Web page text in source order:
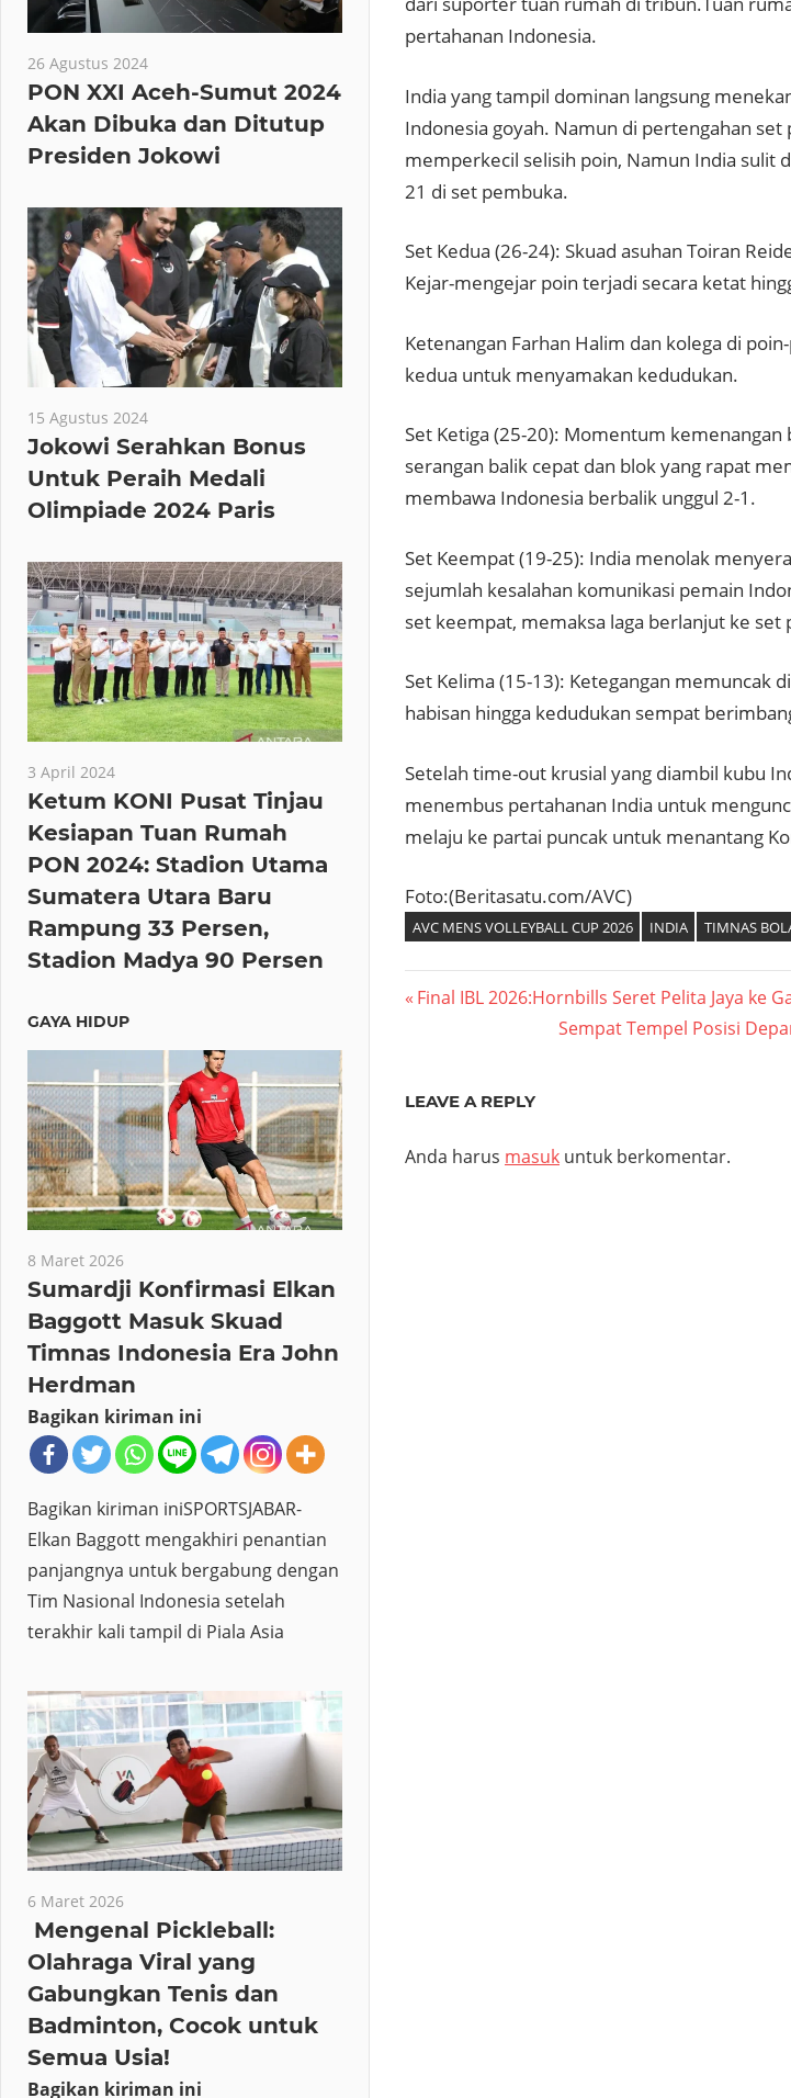
pertahanan Indonesia.
India yang tampil dominan langsung
Indonesia goyah. Namun di pertengahan
memperkecil selisih poin, Namun India sulit
21 di set pembuka.
Set Kedua (26-24): Skuad asuhan Toiran
Kejar-mengejar poin terjadi secara ketat
Ketenangan Farhan Halim dan kolega di
kedua untuk menyamakan kedudukan.
Set Ketiga (25-20): Momentum
serangan balik cepat dan blok yang rapat
membawa Indonesia berbalik unggul 2-1.
Set Keempat (19-25): India menolak
sejumlah kesalahan komunikasi pemain
set keempat, memaksa laga berlanjut ke set
Set Kelima (15-13): Ketegangan memuncak
habisan hingga kedudukan sempat
Setelah time-out krusial yang diambil kubu
menembus pertahanan India untuk
melaju ke partai puncak untuk menantang
Foto:(Beritasatu.com/AVC)
AVC MENS VOLLEYBALL CUP 2026 INDIA TIMNAS
Navigasi
Previous
Final IBL 2026:Hornbills Seret Pelita Jaya ke
Next
Sempat Tempel Posisi
LEAVE A REPLY
Anda harus masuk untuk berkomentar.
26 Agustus 2024
PON XXI Aceh-Sumut 2024
Akan Dibuka dan Ditutup
Presiden Jokowi
15 Agustus 2024
Jokowi Serahkan Bonus
Untuk Peraih Medali
Olimpiade 2024 Paris
3 April 2024
Ketum KONI Pusat Tinjau
Kesiapan Tuan Rumah
PON 2024: Stadion Utama
Sumatera Utara Baru
Rampung 33 Persen,
Stadion Madya 90 Persen
GAYA HIDUP
8 Maret 2026
Sumardji Konfirmasi Elkan
Baggott Masuk Skuad
Timnas Indonesia Era John
Herdman
Bagikan kiriman ini
Bagikan kiriman iniSPORTSJABAR-
Elkan Baggott mengakhiri penantian
panjangnya untuk bergabung dengan
Tim Nasional Indonesia setelah
terakhir kali tampil di Piala Asia
6 Maret 2026
Mengenal Pickleball:
Olahraga Viral yang
Gabungkan Tenis dan
Badminton, Cocok untuk
Semua Usia!
Bagikan kiriman ini